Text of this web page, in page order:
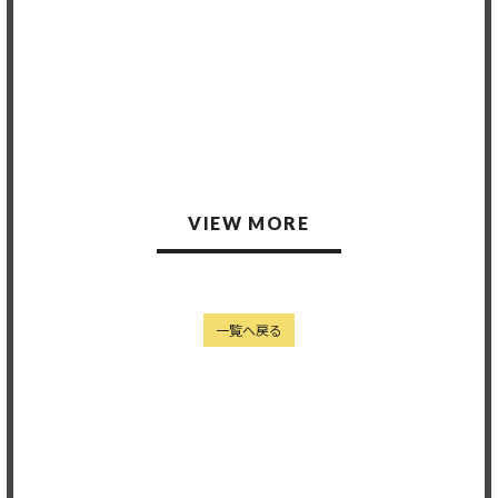
VIEW MORE
一覧へ戻る